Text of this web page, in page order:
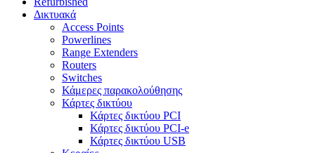
Δικτυακά
Access Points
Powerlines
Range Extenders
Routers
Switches
Κάμερες παρακολούθησης
Κάρτες δικτύου
Κάρτες δικτύου PCI
Κάρτες δικτύου PCI-e
Κάρτες δικτύου USB